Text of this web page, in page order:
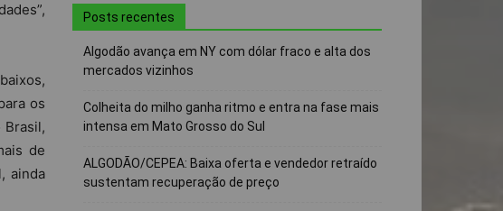
os
Brasil,
de
ainda
Posts recentes
Algodão avança em NY com dólar fraco e alta dos
mercados vizinhos
Colheita do milho ganha ritmo e entra na fase mais
intensa em Mato Grosso do Sul
ALGODÃO/CEPEA: Baixa oferta e vendedor retraído
sustentam recuperação de preço